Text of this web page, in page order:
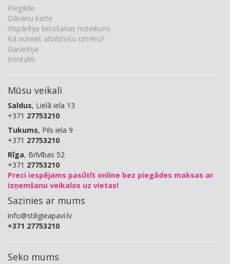
Piegāde
Dāvanu karte
Vispārējie lietošanas noteikumi
Kā noteikt atbilstošo izmēru?
Garantija
Kontakti
Mūsu veikali
Saldus, Lielā iela 13
+371 27753210
Tukums, Pils iela 9
+371 27753210
Rīga, Brīvības 52
+371 27753210
Preci iespējams pasūtīt online bez piegādes maksas ar
izņemšanu veikalos uz vietas!
Sazinies ar mums
info@stiligieapavi.lv
+371 27753210
Seko mums